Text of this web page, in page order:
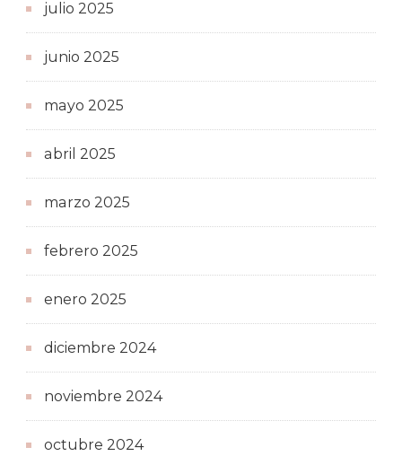
julio 2025
junio 2025
mayo 2025
abril 2025
marzo 2025
febrero 2025
enero 2025
diciembre 2024
noviembre 2024
octubre 2024